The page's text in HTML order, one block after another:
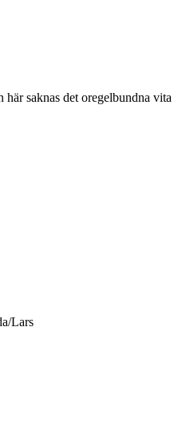
saknas det oregelbundna vita
Lars